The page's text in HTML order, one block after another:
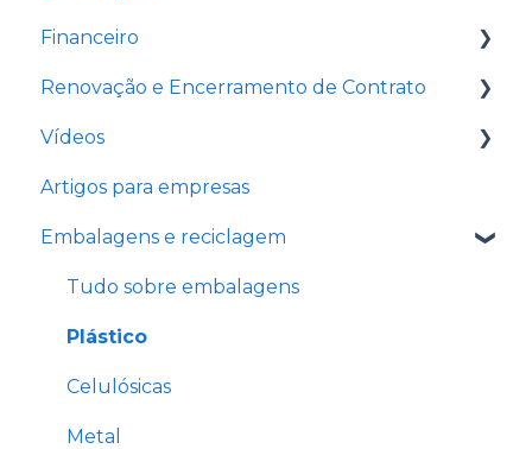
Leis e regulamentações
Perguntas frequentes
Financeiro
Boletos e Pagamentos
Contato
Renegociação de Débitos
Renovação e Encerramento de Contrato
O que é a renovação automática
Ajustes de valores após renovação
Vídeos
Vídeos de perguntas e respostas sobre a
Artigos para empresas
Embalagens e reciclagem
Tudo sobre embalagens
Plástico
Celulósicas
Metal